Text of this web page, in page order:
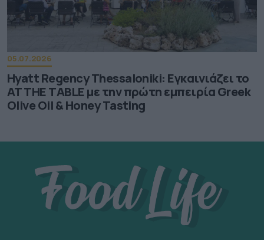
05.07.2026
Hyatt Regency Thessaloniki: Εγκαινιάζει το
AT THE TABLE με την πρώτη εμπειρία Greek
Olive Oil & Honey Tasting